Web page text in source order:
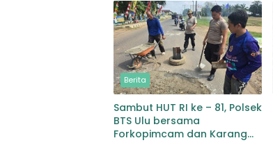
Disita
Berita
Sambut HUT RI ke – 81, Polsek
BTS Ulu bersama
Forkopimcam dan Karang